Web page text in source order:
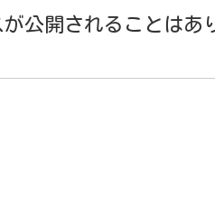
公開されることはあ